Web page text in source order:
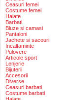
Ceasuri femei
Costume femei
Halate
Barbati
Bluze si camasi
Pantaloni
Jachete si sacouri
Incaltaminte
Pulovere
Articole sport
Lenjerie
Bijuterii
Accesorii
Diverse
Ceasuri barbati
Costume barbati